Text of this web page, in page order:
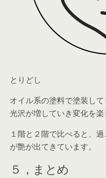
とりどし
オイル系の塗料で塗装し
光沢が増していき変化を楽
１階と２階で比べると、
が艶が出てきています。
５，まとめ